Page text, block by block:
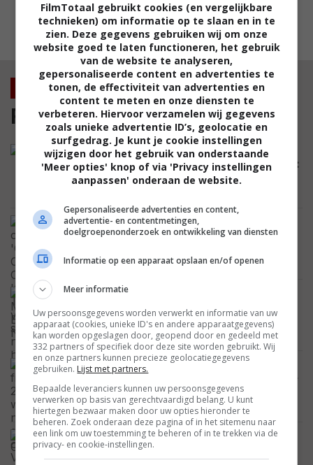
MEEST GELEZEN
Nieuws
Film
Er werd flink uitgekeken naar 'The Last
House' en nu staat de thriller op Netflix:
hoe goed is de film?
De overlevingsthrillers 'One Mile:
Chapter One' en 'Chapter Two'
NIEUWS
Spider-Man jaagt op 'Avatar'-record na
historische eerste week: dit weekend
wordt beslissend
NIEUWS
Drie films uit 2026 worden nu
grijsgedraaid op Prime Video en geef de
kijkers ongelijk
NIEUWS
Vanavond op TV om 20.00 uur:
Zenuwslopende thriller die je hartslag
FilmTotaal gebruikt cookies (en vergelijkbare
technieken) om informatie op te slaan en in te
zien. Deze gegevens gebruiken wij om onze
website goed te laten functioneren, het gebruik
van de website te analyseren,
gepersonaliseerde content en advertenties te
tonen, de effectiviteit van advertenties en
content te meten en onze diensten te
verbeteren. Hiervoor verzamelen wij gegevens
zoals unieke advertentie ID’s, geolocatie en
surfgedrag. Je kunt je cookie instellingen
wijzigen door het gebruik van onderstaande
'Meer opties' knop of via 'Privacy instellingen
aanpassen' onderaan de website.
Gepersonaliseerde advertenties en content,
advertentie- en contentmetingen,
doelgroepenonderzoek en ontwikkeling van diensten
Informatie op een apparaat opslaan en/of openen
Meer informatie
Uw persoonsgegevens worden verwerkt en informatie van uw
apparaat (cookies, unieke ID's en andere apparaatgegevens)
kan worden opgeslagen door, geopend door en gedeeld met
332 partners of specifiek door deze site worden gebruikt. Wij
en onze partners kunnen precieze geolocatiegegevens
gebruiken. Lijst met partners.
Bepaalde leveranciers kunnen uw persoonsgegevens
verwerken op basis van gerechtvaardigd belang. U kunt
hiertegen bezwaar maken door uw opties hieronder te
beheren. Zoek onderaan deze pagina of in het sitemenu naar
een link om uw toestemming te beheren of in te trekken via de
privacy- en cookie-instellingen.